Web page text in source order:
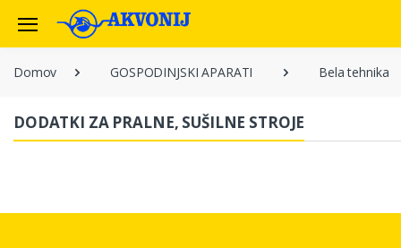
Domov GOSPODINJSKI APARATI Bela tehnika
DODATKI ZA PRALNE, SUŠILNE STROJE